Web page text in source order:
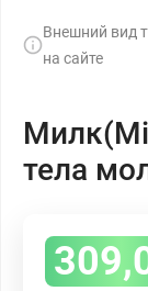
Внешний вид
на сайте
тела